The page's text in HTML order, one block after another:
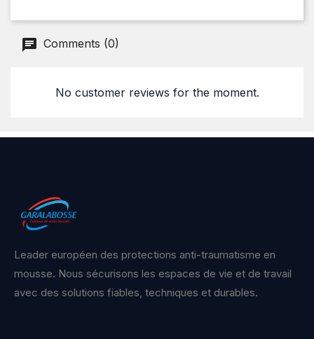
Comments (0)
No customer reviews for the moment.
Leader européen des protections anti-traumatisme en
mousse. Nous sécurisons les espaces de vie et de travail
avec des solutions fiables, techniques et durables.